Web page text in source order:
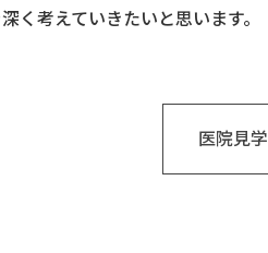
く考えていきたいと思います。
医院見学